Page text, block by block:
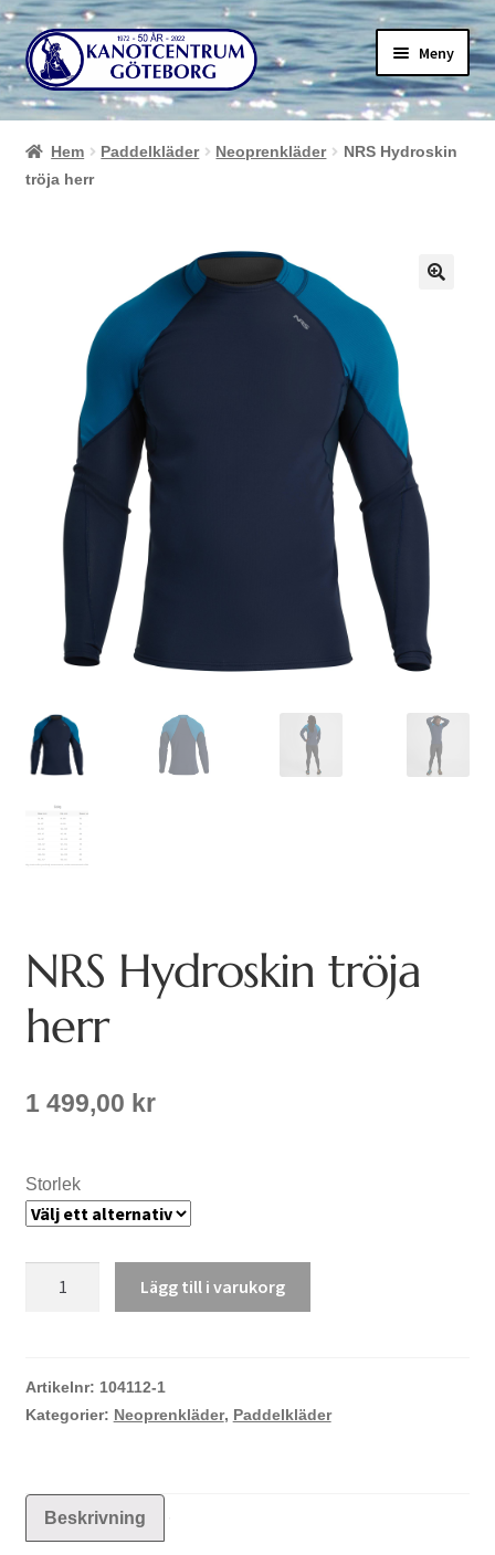
Hoppa
till
navigering
Hoppa
till
innehåll
Meny
Hem Paddelkläder Neoprenkläder
NRS Hydroskin
tröja herr
NRS Hydroskin tröja
herr
1 499,00 kr
Storlek
mängd
Lägg till i varukorg
Artikelnr: 104112-1
Kategorier: Neoprenkläder, Paddelkläder
Beskrivning